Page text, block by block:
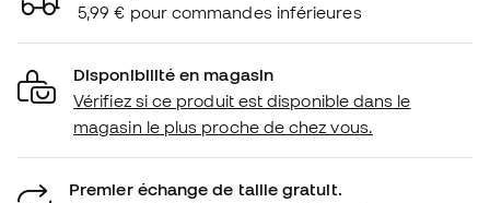
5,99 € pour commandes inférieures
Disponibilité en magasin
Vérifiez si ce produit est disponible dans le
magasin le plus proche de chez vous.
Premier échange de taille gratuit.